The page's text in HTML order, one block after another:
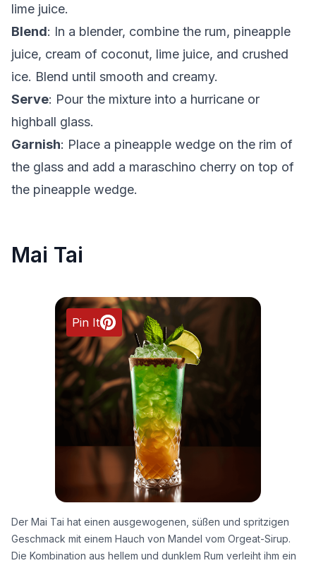
lime juice.
Blend: In a blender, combine the rum, pineapple
juice, cream of coconut, lime juice, and crushed
ice. Blend until smooth and creamy.
Serve: Pour the mixture into a hurricane or
highball glass.
Garnish: Place a pineapple wedge on the rim of
the glass and add a maraschino cherry on top of
the pineapple wedge.
Mai Tai
Pin It
Der Mai Tai hat einen ausgewogenen, süßen und spritzigen
Geschmack mit einem Hauch von Mandel vom Orgeat-Sirup.
Die Kombination aus hellem und dunklem Rum verleiht ihm ein